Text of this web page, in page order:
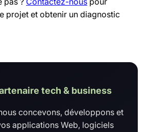
projet et obtenir un diagnostic
tech & business
concevons, développons et
applications Web, logiciels